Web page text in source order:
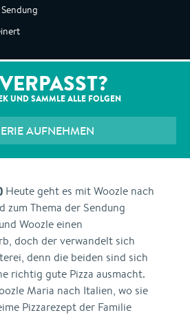
UND SAMMLE ALLE FOLGEN
AUFNEHMEN
Heute geht es mit Woozle nach
zum Thema der Sendung
Woozle einen
doch der verwandelt sich
denn die beiden sind sich
richtig gute Pizza ausmacht.
Maria nach Italien, wo sie
Pizzarezept der Familie